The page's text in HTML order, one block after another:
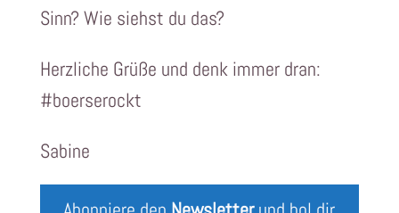
Sinn? Wie siehst du das?
Herzliche Grüße und denk immer dran:
#boerserockt
Sabine